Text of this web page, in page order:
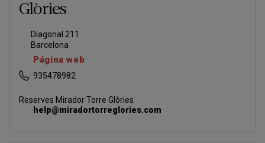
Glòries
Diagonal 211
Barcelona
Página web
935478982
Reserves Mirador Torre Glòries
help@miradortorreglories.com